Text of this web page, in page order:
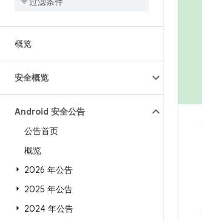
概览
安全概览
Android 安全公告
公告首页
概览
2026 年公告
2025 年公告
2024 年公告